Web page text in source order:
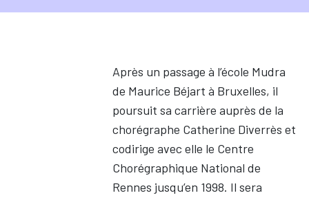
Après un passage à l’école Mudra
de Maurice Béjart à Bruxelles, il
poursuit sa carrière auprès de la
chorégraphe Catherine Diverrès et
codirige avec elle le Centre
Chorégraphique National de
Rennes jusqu’en 1998. Il sera